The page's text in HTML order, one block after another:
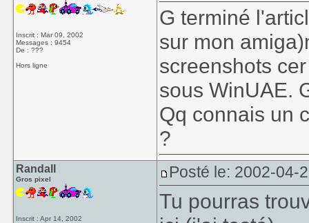
Inscrit : Mar 09, 2002
Messages : 9454
De : ???
Hors ligne
G terminé
sur mon
screenshots
sous WinUAE.
Qq connais un
?
Randall
Gros pixel
Inscrit : Apr 14, 2002
Posté le: 2002-04-
Tu pourras